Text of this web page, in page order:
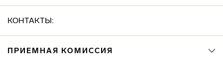
КОНТАКТЫ:
ПРИЕМНАЯ КОМИССИЯ